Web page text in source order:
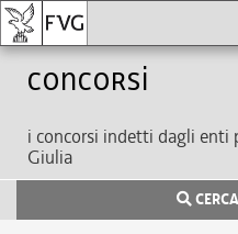
Concorsi
i concorsi indetti dagli enti
Giulia